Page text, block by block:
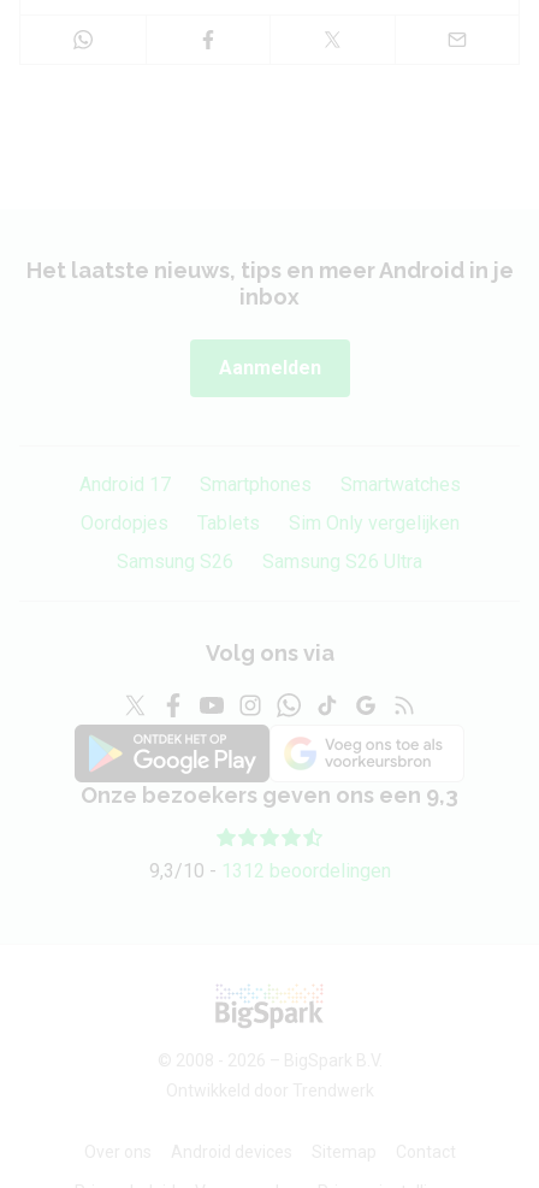
Het laatste nieuws, tips en meer Android in je
inbox
Aanmelden
Android 17 Smartphones
Smartwatches
Oordopjes
Tablets
Sim Only vergelijken
Samsung S26
Samsung S26 Ultra
Volg ons via
Onze bezoekers geven ons een 9,3
9,3/10 - 1312 beoordelingen